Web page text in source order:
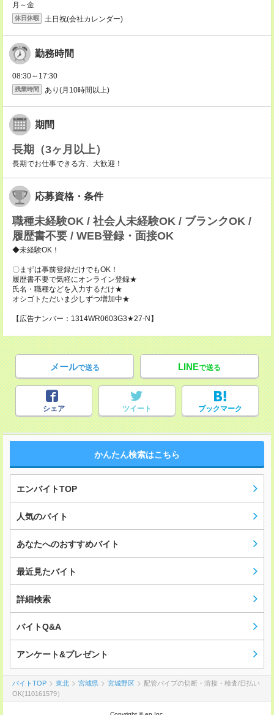
月～金
休日休暇 土日祝(会社カレンダー)
勤務時間
08:30～17:30
残業時間 あり(月10時間以上)
期間
長期（3ヶ月以上）
長期でお仕事できる方、大歓迎！
応募資格・条件
職種未経験OK / 社会人未経験OK / ブランクOK /
履歴書不要 / WEB登録・面接OK
◆未経験OK！
〇まずは事前登録だけでもOK！
履歴書不要で気軽にオンライン登録★
氏名・職種などを入力するだけ★
オシゴトただいま少しずつ増加中★
【広告ナンバー：1314WR0603G3★27-N】
メールで送る LINEで送る
シェア ツイート ブックマーク
かんたん検索はこちら
エンバイトTOP
人気のバイト
あなたへのおすすめバイト
最近見たバイト
詳細検索
バイトQ&A
アンケート&プレゼント
バイトTOP 東北 宮城県 宮城野区
配管パイプの切断・溶接・検査/日払い
OK(110161579）